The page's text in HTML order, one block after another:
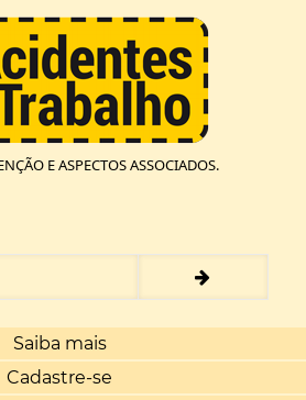
E ASPECTOS ASSOCIADOS.
Saiba mais
Cadastre-se